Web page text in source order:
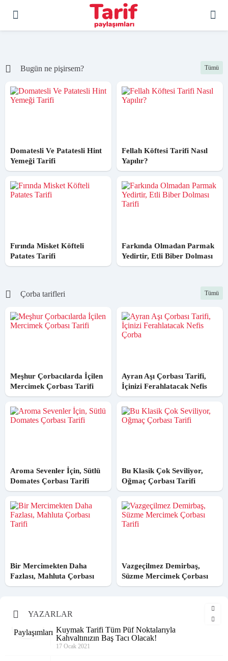
Bugün ne pişirsem? Tümü
Domatesli Ve Patatesli Hint
Yemeği Tarifi
Fellah Köftesi Tarifi Nasıl
Yapılır?
Fırında Misket Köfteli
Patates Tarifi
Farkında Olmadan Parmak
Yedirtir, Etli Biber Dolması
Tarifi
Çorba tarifleri Tümü
Meşhur Çorbacılarda İçilen
Mercimek Çorbası Tarifi
Ayran Aşı Çorbası Tarifi,
İçinizi Ferahlatacak Nefis
Çorba
Aroma Sevenler İçin, Sütlü
Domates Çorbası Tarifi
Bu Klasik Çok Seviliyor,
Oğmaç Çorbası Tarifi
Bir Mercimekten Daha
Fazlası, Mahluta Çorbası
Tarifi
Vazgeçilmez Demirbaş,
Süzme Mercimek Çorbası
Tarifi
YAZARLARKahvaltınızın Baş Tacı Olacak!
Ayşe Tekin Karadeniz